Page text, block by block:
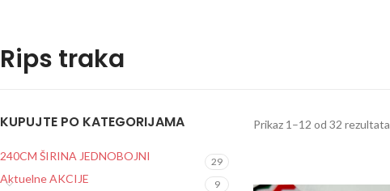
Rips traka
KUPUJTE PO KATEGORIJAMA
240CM ŠIRINA JEDNOBOJNI 29
Aktuelne AKCIJE 9
Prikaz 1–12 od 32 rezultata